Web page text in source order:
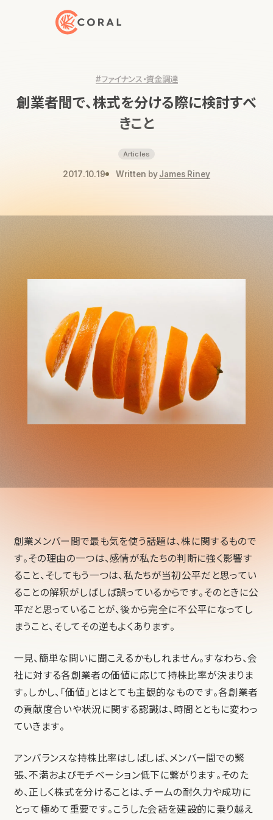
トップページへ戻る
#ファイナンス・資金調達
創業者間で、株式を分ける際に検討すべ
きこと
Articles
2017.10.19 Written byJames Riney
創業メンバー間で最も気を使う話題は、株に関するもので
す。その理由の一つは、感情が私たちの判断に強く影響す
ること、そしてもう一つは、私たちが当初公平だと思ってい
ることの解釈がしばしば誤っているからです。そのときに公
平だと思っていることが、後から完全に不公平になってし
まうこと、そしてその逆もよくあります。
一見、簡単な問いに聞こえるかもしれません。すなわち、会
社に対する各創業者の価値に応じて持株比率が決まりま
す。しかし、「価値」とはとても主観的なものです。各創業者
の貢献度合いや状況に関する認識は、時間とともに変わっ
ていきます。
アンバランスな持株比率はしばしば、メンバー間での緊
張、不満およびモチベーション低下に繋がります。そのた
め、正しく株式を分けることは、チームの耐久力や成功に
とって極めて重要です。こうした会話を建設的に乗り越え